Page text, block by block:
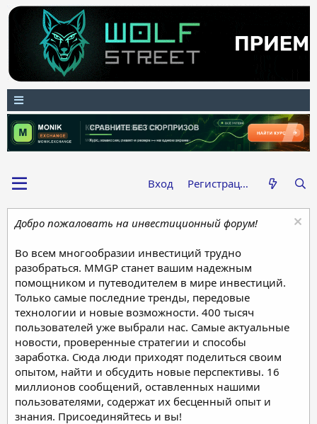
Вход Регистрация
Добро пожаловать на инвестиционный форум!
Во всем многообразии инвестиций трудно
разобраться. MMGP станет вашим надежным
помощником и путеводителем в мире инвестиций.
Только самые последние тренды, передовые
технологии и новые возможности. 400 тысяч
пользователей уже выбрали нас. Самые актуальные
новости, проверенные стратегии и способы
заработка. Сюда люди приходят поделиться своим
опытом, найти и обсудить новые перспективы. 16
миллионов сообщений, оставленных нашими
пользователями, содержат их бесценный опыт и
знания. Присоединяйтесь и вы!